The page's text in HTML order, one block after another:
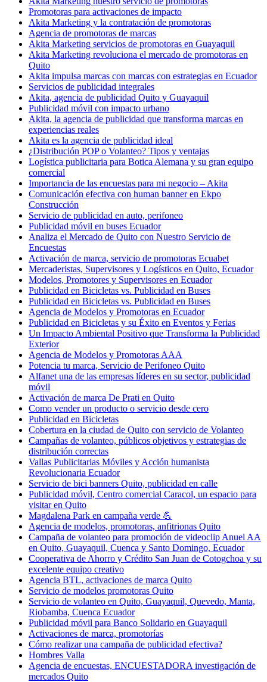
Promotoras para activaciones de impacto
Akita Marketing y la contratación de promotoras
Agencia de promotoras de marcas
Akita Marketing servicios de promotoras en Guayaquil
Akita Marketing revoluciona el mercado de promotoras en
Quito
Akita impulsa marcas con marcas con estrategias en Ecuador
Servicios de publicidad integrales
Akita, agencia de publicidad Quito y Guayaquil
Publicidad móvil con impacto urbano
Akita, la agencia de publicidad que transforma marcas en
experiencias reales
Akita es la agencia de publicidad ideal
¿Distribución POP o Volanteo? Tipos y ventajas
Logística publicitaria para Botica Alemana y su gran equipo
comercial
Importancia de las encuestas para mi negocio – Akita
Comunicación efectiva con human banner en Ekpo
Construcción
Servicio de publicidad en auto, perifoneo
Publicidad móvil en buses Ecuador
Analiza el Mercado de Quito con Nuestro Servicio de
Encuestas
Activación de marca, servicio de promotoras Ecuabet
Mercaderistas, Supervisores y Logísticos en Quito, Ecuador
Modelos, Promotores y Supervisores en Ecuador
Publicidad en Bicicletas vs. Publicidad en Buses
Publicidad en Bicicletas vs. Publicidad en Buses
Agencia de Modelos y Promotoras en Ecuador
Publicidad en Bicicletas y su Éxito en Eventos y Ferias
Un Impacto Ambiental Positivo que Transforma la Publicidad
Exterior
Agencia de Modelos y Promotoras AAA
Potencia tu marca, Servicio de Perifoneo Quito
Alfanet una de las empresas líderes en su sector, publicidad
móvil
Activación de marca De Prati en Quito
Como vender un producto o servicio desde cero
Publicidad en Bicicletas
Cobertura en la ciudad de Quito con servicio de Volanteo
Campañas de volanteo, públicos objetivos y estrategias de
distribución correctas
Vallas Publicitarias Móviles y Acción humanista
Revolucionaria Ecuador
Servicio de bici banners Quito, publicidad en calle
Publicidad móvil, Centro comercial Caracol, un espacio para
visitar en Quito
Magdalena Park en campaña verde 💪
Agencia de modelos, promotoras, anfitrionas Quito
Campaña de volanteo para promoción de videoclip Anuel AA
en Quito, Guayaquil, Cuenca y Santo Domingo, Ecuador
Cooperativa de Ahorro y Crédito San Juan de Cotogchoa y su
excelente equipo creativo
Agencia BTL, activaciones de marca Quito
Servicio de modelos promotoras Quito
Servicio de volanteo en Quito, Guayaquil, Quevedo, Manta,
Riobamba, Cuenca Ecuador
Publicidad móvil para Banco Solidario en Guayaquil
Activaciones de marca, promotorías
Cómo realizar una campaña de publicidad efectiva?
Hombres Valla
Agencia de encuestas, ENCUESTADORA investigación de
mercados Quito